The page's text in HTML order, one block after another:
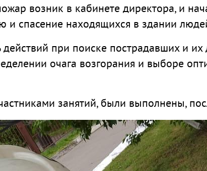
возник в кабинете директора, и
и спасение находящихся в здании
при поиске пострадавших и
очага возгорания и выборе
занятий, были выполнены,